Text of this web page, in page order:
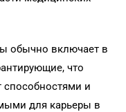
обычно включает в
что
и
для карьеры в